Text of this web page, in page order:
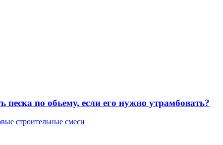
по обьему, если его нужно утрамбовать?
строительные смеси